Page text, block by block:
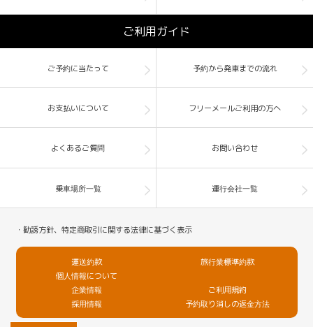
ご利用ガイド
ご予約に当たって 予約から発車までの流れ
お支払いについて フリーメールご利用の方へ
よくあるご質問 お問い合わせ
乗車場所一覧 運行会社一覧
・勧誘方針、特定商取引に関する法律に基づく表示
運送約款
旅行業標準約款
個人情報について
企業情報
ご利用規約
採用情報
予約取り消しの返金方法